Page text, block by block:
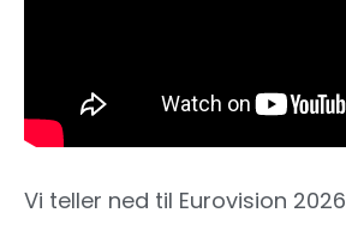
Vi teller ned til Eurovision 2026